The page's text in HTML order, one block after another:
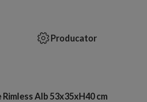
Producator
Alb 53x35xH40 cm